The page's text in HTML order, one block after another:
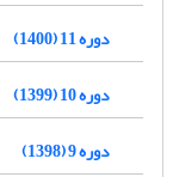
دوره 11 (1400)
دوره 10 (1399)
دوره 9 (1398)